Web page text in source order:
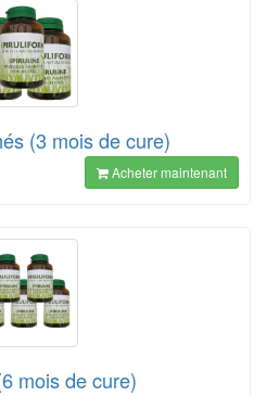
(3 mois de cure)
Acheter maintenant
mois de cure)